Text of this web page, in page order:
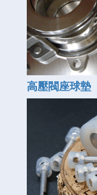
高壓閥座球墊